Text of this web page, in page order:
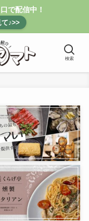
で配信中！
♪>>
検索